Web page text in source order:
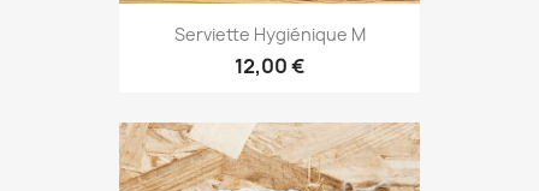
Serviette Hygiénique M
12,00 €